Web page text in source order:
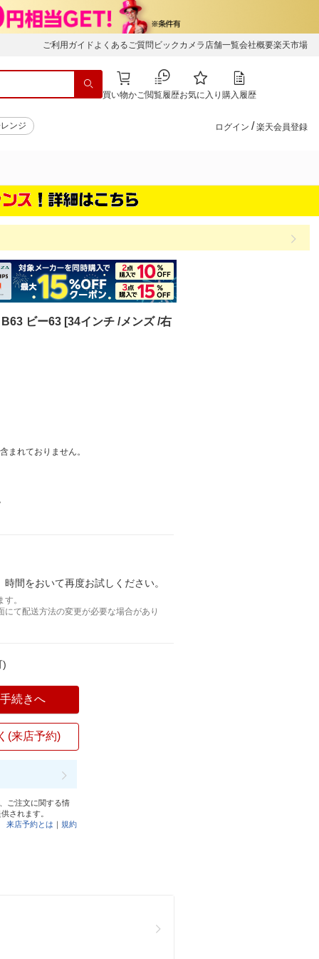
ご利用ガイド よくあるご質問 ビックカメラ店舗一覧会社概要楽天市場
買い物かご閲覧履歴お気に入り 購入履歴
ンジ ログイン / 楽天会員登録
ビー63 [34インチ /メンズ /右
まれておりません。
間をおいて再度お試しください。
。
て配送方法の変更が必要な場合があり
)
続きへ
(来店予約)
ご注文に関する情
されます。
来店予約とは ｜規約